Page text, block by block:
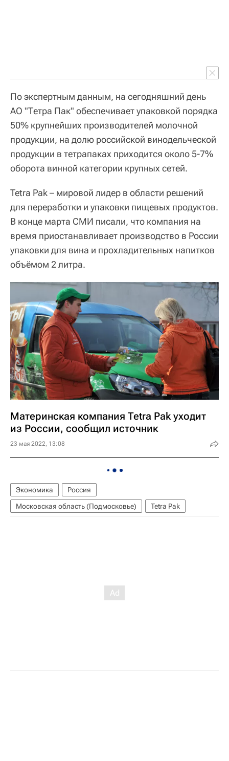
По экспертным данным, на сегодняшний день
АО "Тетра Пак" обеспечивает упаковкой порядка
50% крупнейших производителей молочной
продукции, на долю российской винодельческой
продукции в тетрапаках приходится около 5-7%
оборота винной категории крупных сетей.
Tetra Pak – мировой лидер в области решений
для переработки и упаковки пищевых продуктов.
В конце марта СМИ писали, что компания на
время приостанавливает производство в России
упаковки для вина и прохладительных напитков
объёмом 2 литра.
Материнская компания Tetra Pak уходит
из России, сообщил источник
23 мая 2022, 13:08
Экономика
Россия
Московская область (Подмосковье)
Tetra Pak